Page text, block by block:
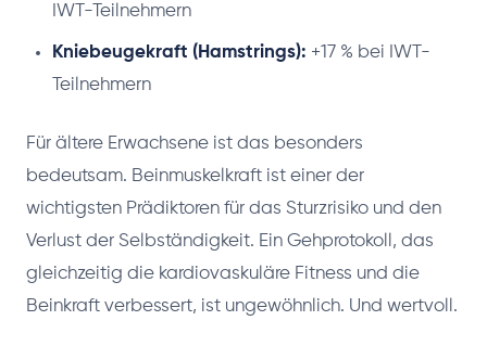
IWT-Teilnehmern
Kniebeugekraft (Hamstrings): +17 % bei IWT-
Teilnehmern
Für ältere Erwachsene ist das besonders
bedeutsam. Beinmuskelkraft ist einer der
wichtigsten Prädiktoren für das Sturzrisiko und den
Verlust der Selbständigkeit. Ein Gehprotokoll, das
gleichzeitig die kardiovaskuläre Fitness und die
Beinkraft verbessert, ist ungewöhnlich. Und wertvoll.